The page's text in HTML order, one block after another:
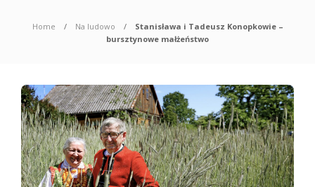
Home Na ludowo
Stanisława i Tadeusz Konopkowie –
bursztynowe małżeństwo